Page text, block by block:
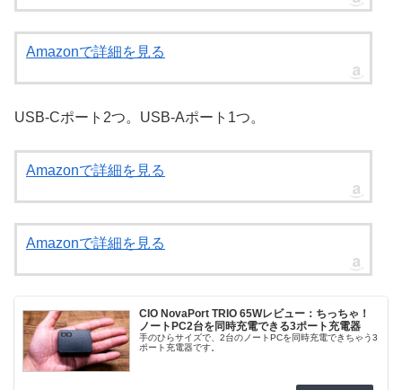
Amazonで詳細を見る
USB-Cポート2つ。USB-Aポート1つ。
Amazonで詳細を見る
Amazonで詳細を見る
CIO NovaPort TRIO 65Wレビュー：ちっちゃ！
ノートPC2台を同時充電できる3ポート充電器
手のひらサイズで、2台のノートPCを同時充電できちゃう3
ポート充電器です。